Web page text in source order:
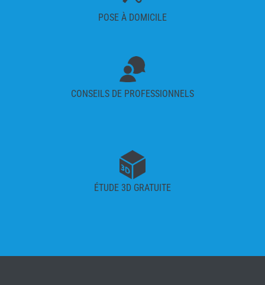
POSE À DOMICILE
CONSEILS DE PROFESSIONNELS
ÉTUDE 3D GRATUITE